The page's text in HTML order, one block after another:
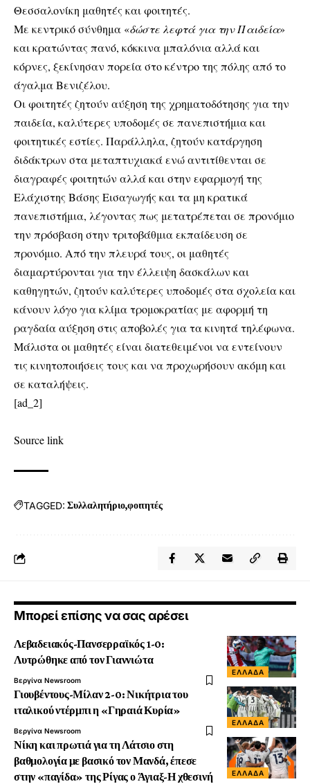
Θεσσαλονίκη μαθητές και φοιτητές.
Με κεντρικό σύνθημα «δώστε λεφτά για την Παιδεία»
και κρατώντας πανό, κόκκινα μπαλόνια αλλά και
κόρνες, ξεκίνησαν πορεία στο κέντρο της πόλης από το
άγαλμα Βενιζέλου.
Οι φοιτητές ζητούν αύξηση της χρηματοδότησης για την
παιδεία, καλύτερες υποδομές σε πανεπιστήμια και
φοιτητικές εστίες. Παράλληλα, ζητούν κατάργηση
διδάκτρων στα μεταπτυχιακά ενώ αντιτίθενται σε
διαγραφές φοιτητών αλλά και στην εφαρμογή της
Ελάχιστης Βάσης Εισαγωγής και τα μη κρατικά
πανεπιστήμια, λέγοντας πως μετατρέπεται σε προνόμιο
την πρόσβαση στην τριτοβάθμια εκπαίδευση σε
προνόμιο. Από την πλευρά τους, οι μαθητές
διαμαρτύρονται για την έλλειψη δασκάλων και
καθηγητών, ζητούν καλύτερες υποδομές στα σχολεία και
κάνουν λόγο για κλίμα τρομοκρατίας με αφορμή τη
ραγδαία αύξηση στις αποβολές για τα κινητά τηλέφωνα.
Μάλιστα οι μαθητές είναι διατεθειμένοι να εντείνουν
τις κινητοποιήσεις τους και να προχωρήσουν ακόμη και
σε καταλήψεις.
[ad_2]
Source link
TAGGED: Συλλαλητήριο φοιτητές
Μπορεί επίσης να σας αρέσει
ΕΛΛΆΔΑ
Λεβαδειακός-Πανσερραϊκός 1-0:
Λυτρώθηκε από τον Γιαννιώτα
Βεργίνα Newsroom
ΕΛΛΆΔΑ
Γιουβέντους-Μίλαν 2-0: Νικήτρια του
ιταλικού ντέρμπι η «Γηραιά Κυρία»
Βεργίνα Newsroom
ΕΛΛΆΔΑ
Νίκη και πρωτιά για τη Λάτσιο στη
βαθμολογία με βασικό τον Μανδά, έπεσε
στην «παγίδα» της Ρίγας ο Άγιαξ-Η χθεσινή